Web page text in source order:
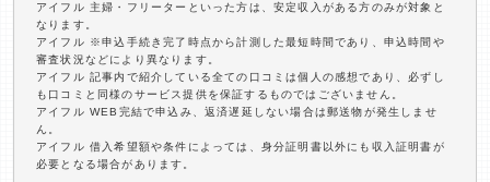
アイフル 主婦・フリーターといった方は、安定収入がある方のみが対象と
なります。
アイフル ※申込手続き完了時点から計測した最短時間であり、申込時間や
審査状況などにより異なります。
アイフル 記事内で紹介している全ての口コミは個人の感想であり、必ずし
も口コミと同様のサービス提供を保証するものではございません。
アイフル WEB完結で申込み、返済遅延しない場合は郵送物が発生しませ
ん。
アイフル 借入希望額や条件によっては、身分証明書以外にも収入証明書が
必要となる場合があります。